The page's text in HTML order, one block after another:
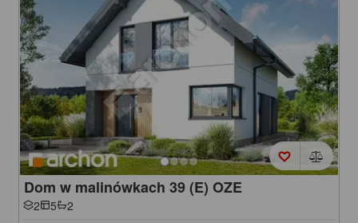
Dom w malinówkach 39 (E) OZE
2 5 2